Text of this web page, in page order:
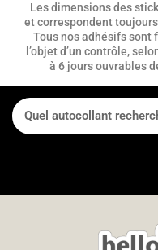
Les dimensions des
et correspondent
Tous nos adhésifs sont
l’objet d’un contrôle,
à 6 jours ouvrables